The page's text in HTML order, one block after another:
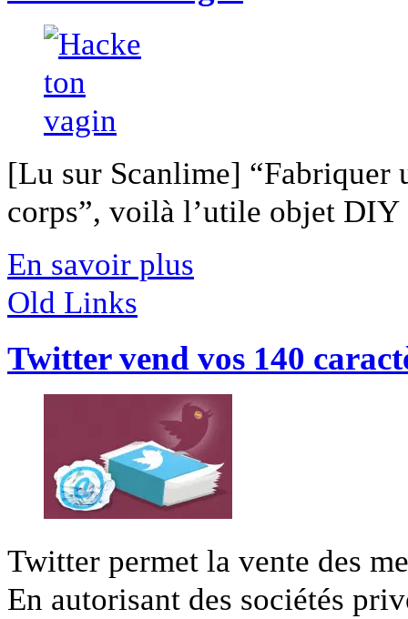
[Lu sur Scanlime] “Fabriquer
corps”, voilà l’utile objet
En savoir plus
Old Links
Twitter vend vos 140
Twitter permet la vente des
En autorisant des sociétés